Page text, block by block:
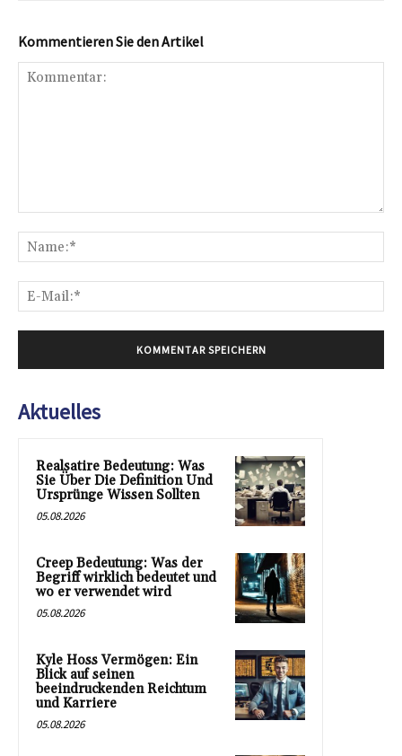
Kommentieren Sie den Artikel
Aktuelles
Realsatire Bedeutung: Was
Sie Über Die Definition Und
Ursprünge Wissen Sollten
05.08.2026
Creep Bedeutung: Was der
Begriff wirklich bedeutet und
wo er verwendet wird
05.08.2026
Kyle Hoss Vermögen: Ein
Blick auf seinen
beeindruckenden Reichtum
und Karriere
05.08.2026